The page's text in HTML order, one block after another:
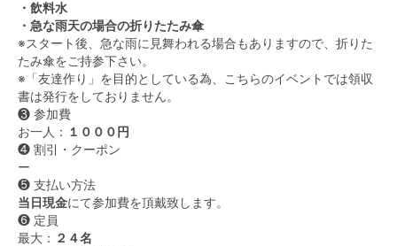
・飲料水
・急な雨天の場合の折りたたみ傘
※スタート後、急な雨に見舞われる場合もありますので、折りた
たみ傘をご持参下さい。
※「友達作り」を目的としている為、こちらのイベントでは領収
書は発行をしておりません。
❸ 参加費
お一人： １０００円
❹ 割引・クーポン
ー
❺ 支払い方法
当日現金にて参加費を頂戴致します。
❻ 定員
最大： ２４名